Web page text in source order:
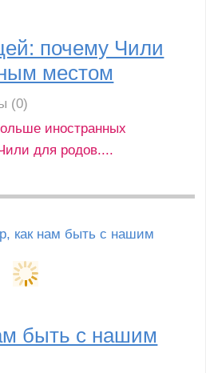
почему Чили
местом
(0)
иностранных
для родов....
быть с нашим